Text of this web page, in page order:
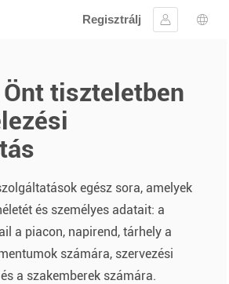
Regisztrálj
tiszteletben
egész sora, amelyek
és személyes adatait: a
a piacon, napirend, tárhely a
számára, szervezési
a szakemberek számára.